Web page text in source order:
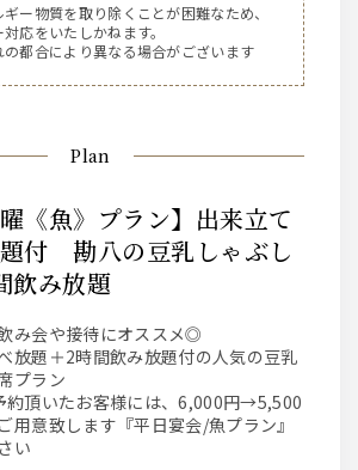
ー物質を取り除くことが困難なため、
応をいたしかねます。
都合により異なる場合がございます
Plan
付 勘八の豆乳しゃぶし
飲み放題
み会や接待にオススメ◎
放題＋2時間飲み放題付の人気の豆乳
プラン
約頂いたお客様には、6,000円→5,500
用意致します『平日宴会/魚プラン』
い